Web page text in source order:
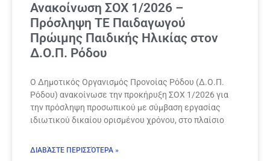
Ανακοίνωση ΣΟΧ 1/2026 –
Πρόσληψη ΤΕ Παιδαγωγού
Πρώιμης Παιδικής Ηλικίας στον
Δ.Ο.Π. Ρόδου
Ο Δημοτικός Οργανισμός Προνοίας Ρόδου (Δ.Ο.Π.
Ρόδου) ανακοίνωσε την προκήρυξη ΣΟΧ 1/2026 για
την πρόσληψη προσωπικού με σύμβαση εργασίας
ιδιωτικού δικαίου ορισμένου χρόνου, στο πλαίσιο
ΔΙΑΒΆΣΤΕ ΠΕΡΙΣΣΌΤΕΡΑ »